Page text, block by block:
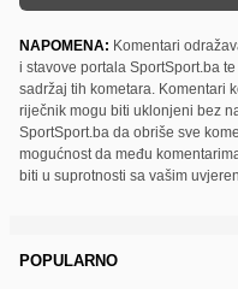
NAPOMENA: Komentari
i stavove portala SportSport.ba
sadržaj tih kometara. Komentari
riječnik mogu biti uklonjeni bez
SportSport.ba da obriše sve
mogućnost da među
biti u suprotnosti sa vašim
POPULARNO